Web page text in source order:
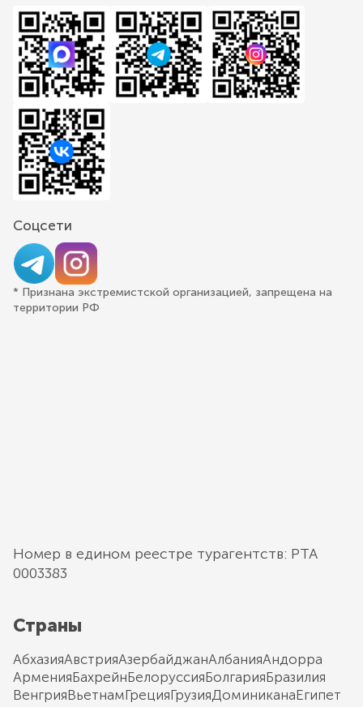
Соцсети
* Признана экстремистской организацией, запрещена на
территории РФ
Номер в едином реестре турагентств: РТА
0003383
Страны
АбхазияАвстрияАзербайджанАлбанияАндорра
АрменияБахрейнБелоруссияБолгарияБразилия
ВенгрияВьетнамГрецияГрузияДоминиканаЕгипет